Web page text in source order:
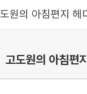
고도원의 아침편지